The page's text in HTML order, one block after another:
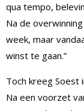
qua tempo,
Na de
week, maar
winst te gaan.”
Toch kreeg Soest
Na een voorzet